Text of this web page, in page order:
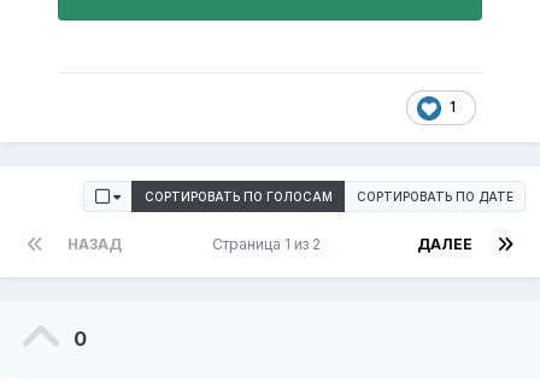
1
СОРТИРОВАТЬ ПО ГОЛОСАМ СОРТИРОВАТЬ ПО ДАТЕ
НАЗАД ДАЛЕЕ
Страница 1 из 2
0